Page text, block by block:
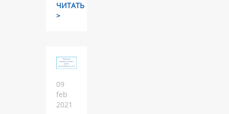
ЧИТАТЬ
>
09
feb
2021